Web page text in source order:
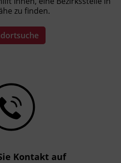
bis zu maximal 30 %
Informationen finden
update.at
zu finden.
Kontakt auf